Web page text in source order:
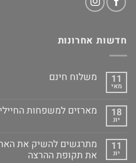
חדשות אחרונות
11
מאי
משלוח חינם
18
יונ
מארזים למשפחות
11
יונ
מתרגשים להשיק את
את תקופת ההרצה